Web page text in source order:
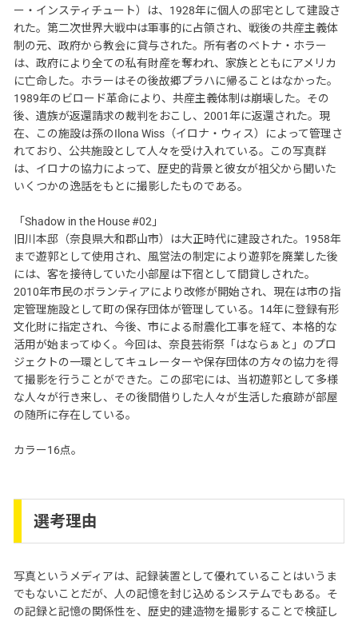
ー・インスティチュート）は、1928年に個人の邸宅として建設さ
れた。第二次世界大戦中は軍事的に占領され、戦後の共産主義体
制の元、政府から教会に貸与された。所有者のべトナ・ホラー
は、政府により全ての私有財産を奪われ、家族とともにアメリカ
に亡命した。ホラーはその後故郷プラハに帰ることはなかった。
1989年のビロード革命により、共産主義体制は崩壊した。その
後、遺族が返還請求の裁判をおこし、2001年に返還された。現
在、この施設は孫のIlona Wiss（イロナ・ウィス）によって管理さ
れており、公共施設として人々を受け入れている。この写真群
は、イロナの協力によって、歴史的背景と彼女が祖父から聞いた
いくつかの逸話をもとに撮影したものである。
「Shadow in the House #02」
旧川本邸（奈良県大和郡山市）は大正時代に建設された。1958年
まで遊郭として使用され、風営法の制定により遊郭を廃業した後
には、客を接待していた小部屋は下宿として間貸しされた。
2010年市民のボランティアにより改修が開始され、現在は市の指
定管理施設として町の保存団体が管理している。14年に登録有形
文化財に指定され、今後、市による耐震化工事を経て、本格的な
活用が始まってゆく。今回は、奈良芸術祭「はならぁと」のプロ
ジェクトの一環としてキュレーターや保存団体の方々の協力を得
て撮影を行うことができた。この邸宅には、当初遊郭として多様
な人々が行き来し、その後間借りした人々が生活した痕跡が部屋
の随所に存在している。
カラー16点。
選考理由
写真というメディアは、記録装置として優れていることはいうま
でもないことだが、人の記憶を封じ込めるシステムでもある。そ
の記録と記憶の関係性を、歴史的建造物を撮影することで検証し